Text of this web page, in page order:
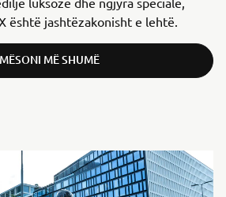
është jashtëzakonisht e lehtë.
MËSONI MË SHUMË